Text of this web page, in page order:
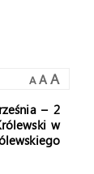
A A A
– 2
w